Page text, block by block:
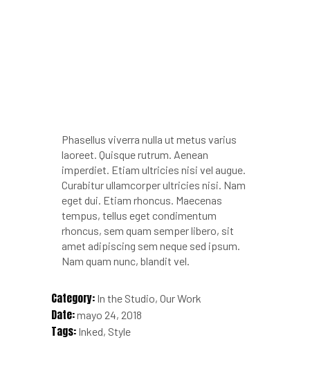
Phasellus viverra nulla ut metus varius
laoreet. Quisque rutrum. Aenean
imperdiet. Etiam ultricies nisi vel augue.
Curabitur ullamcorper ultricies nisi. Nam
eget dui. Etiam rhoncus. Maecenas
tempus, tellus eget condimentum
rhoncus, sem quam semper libero, sit
amet adipiscing sem neque sed ipsum.
Nam quam nunc, blandit vel.
Category: In the Studio Our Work
Date:mayo 24, 2018
Tags: Inked Style